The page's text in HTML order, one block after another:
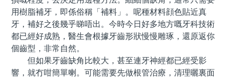
用樹脂補牙，即係俗稱「補料」。呢種材料顔色貼近真
牙，補好之後幾乎睇唔出。今時今日好多地方嘅牙科技術
都已經好成熟，醫生會根據牙齒形狀慢慢雕琢，還原返你
個齒型，非常自然。
但如果牙齒缺角比較大，甚至連牙神經都已經受影
響，就冇咁簡單喇。可能需要先做根管治療，清理曬裏面